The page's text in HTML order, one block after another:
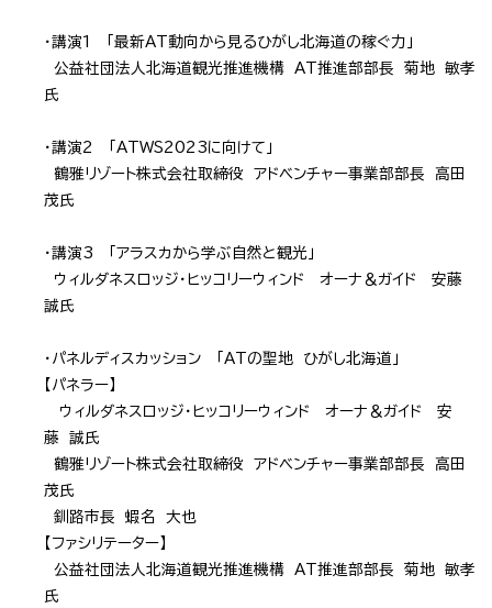
・講演1 「最新AT動向から見るひがし北海道の稼ぐ力」
公益社団法人北海道観光推進機構 AT推進部部長 菊地 敏孝
氏
・講演2 「ATWS2023に向けて」
鶴雅リゾート株式会社取締役 アドベンチャー事業部部長 高田
茂氏
・講演3 「アラスカから学ぶ自然と観光」
ウィルダネスロッジ・ヒッコリーウィンド オーナ＆ガイド 安藤
誠氏
・パネルディスカッション 「ATの聖地 ひがし北海道」
【パネラー】
ウィルダネスロッジ・ヒッコリーウィンド オーナ＆ガイド 安
藤 誠氏
鶴雅リゾート株式会社取締役 アドベンチャー事業部部長 高田
茂氏
釧路市長 蝦名 大也
【ファシリテーター】
公益社団法人北海道観光推進機構 AT推進部部長 菊地 敏孝
氏